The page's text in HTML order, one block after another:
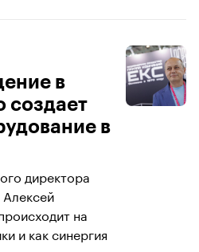
в
создает
в
директора
на
и как синергия